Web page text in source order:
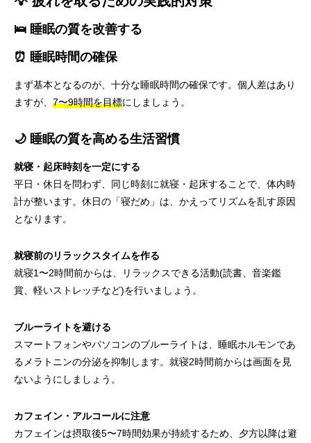
🛌 睡眠の質を改善する
⏰ 睡眠時間の確保
まず基本となるのが、十分な睡眠時間の確保です。個人差はあり
ますが、 7〜9時間を目標にしましょう。
🌙 睡眠の質を高める生活習慣
就寝・起床時刻を一定にする
平日・休日を問わず、同じ時刻に就寝・起床することで、体内時
計が整います。休日の「寝だめ」は、かえってリズムを乱す原因
となります。
就寝前のリラックスタイムを作る
就寝1〜2時間前からは、リラックスできる活動(読書、音楽鑑
賞、軽いストレッチなど)を行いましょう。
ブルーライトを避ける
スマートフォンやパソコンのブルーライトは、睡眠ホルモンであ
るメラトニンの分泌を抑制します。就寝2時間前からは画面を見
ないようにしましょう。
カフェイン・アルコールに注意
カフェインは摂取後5〜7時間効果が持続するため、夕方以降は避